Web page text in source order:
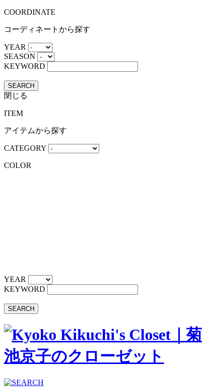
COORDINATE
コーディネートから探す
YEAR
SEASON
KEYWORD
SEARCH
閉じる
ITEM
アイテムから探す
CATEGORY
COLOR
YEAR
KEYWORD
SEARCH